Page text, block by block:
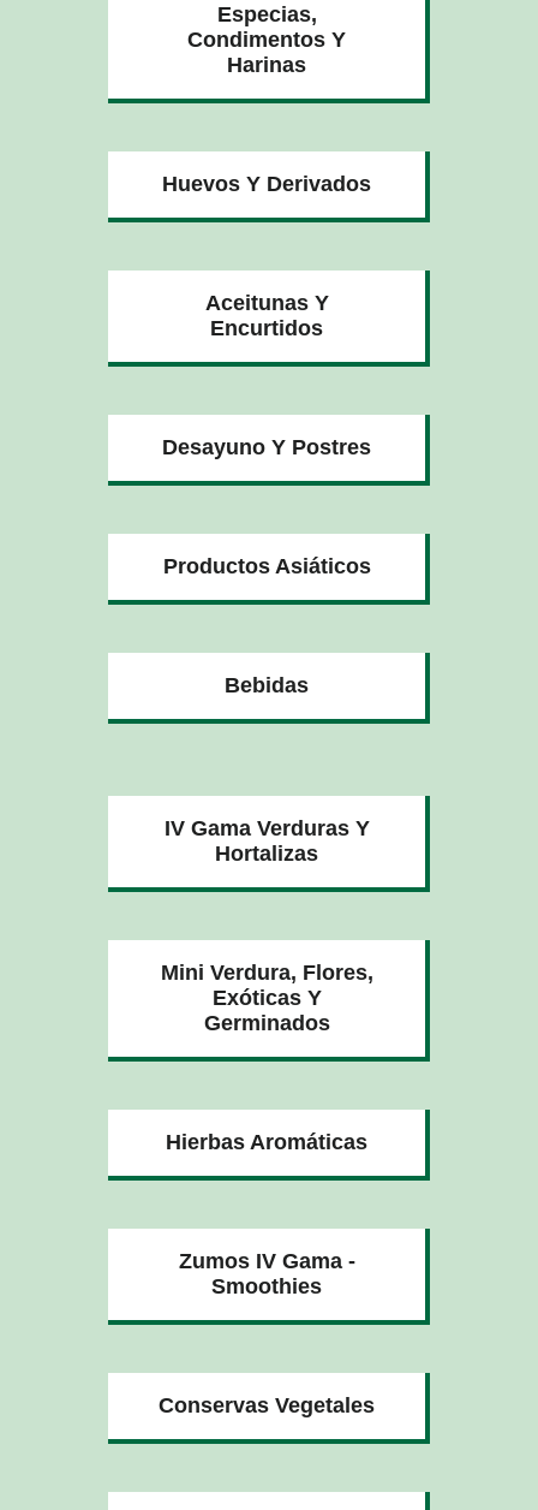
Especias,
Condimentos Y
Harinas
Huevos Y Derivados
Aceitunas Y
Encurtidos
Desayuno Y Postres
Productos Asiáticos
Bebidas
IV Gama Verduras Y
Hortalizas
Mini Verdura, Flores,
Exóticas Y
Germinados
Hierbas Aromáticas
Zumos IV Gama -
Smoothies
Conservas Vegetales